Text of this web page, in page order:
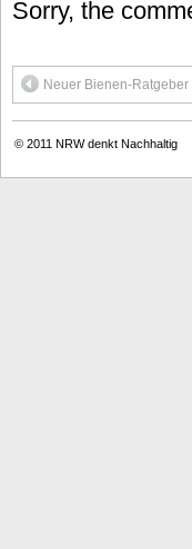
Sorry, the
Neuer Bienen-
© 2011 NRW denkt Nachhaltig